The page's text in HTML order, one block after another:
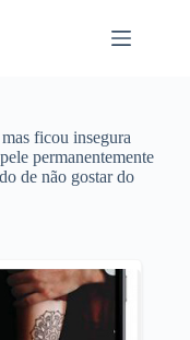
ficou insegura
permanentemente
de não gostar do